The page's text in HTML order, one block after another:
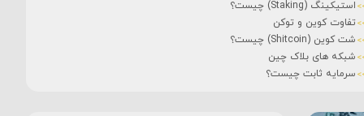
استیکینگ (Staking) چیست؟
تفاوت کوین و توکن
شت کوین (Shitcoin) چیست؟
شبکه های بلاک چین
سرمایه ثابت چیست؟